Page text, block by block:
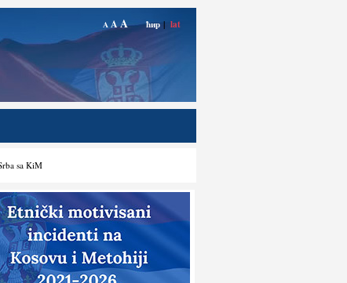
A AA ћир | lat
sa KiM